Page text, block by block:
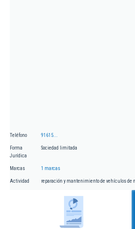
Teléfono 91615...
Forma
Jurídica
Sociedad limitada
Marcas 1 marcas
Actividad reparación y mantenimiento de vehículos de